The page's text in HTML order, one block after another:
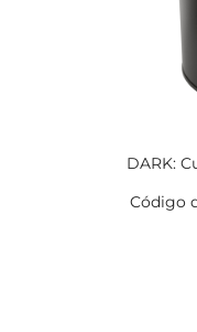
DARK:
Código